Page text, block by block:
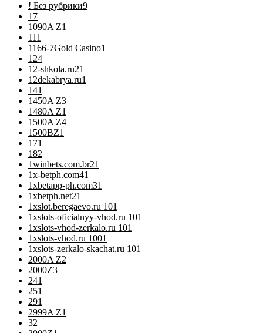
! Без рубрики9
1 7
1090A Z1
111
1166-7Gold Casino1
124
12-shkola.ru21
12dekabrya.ru1
141
1450A Z3
1480A Z1
1500A Z4
1500BZ1
171
182
1winbets.com.br21
1x-betph.com41
1xbetapp-ph.com31
1xbetph.net21
1xslot.beregaevo.ru 101
1xslots-oficialnyy-vhod.ru 101
1xslots-vhod-zerkalo.ru 101
1xslots-vhod.ru 1001
1xslots-zerkalo-skachat.ru 101
2000A Z2
2000Z3
241
251
291
2999A Z1
32